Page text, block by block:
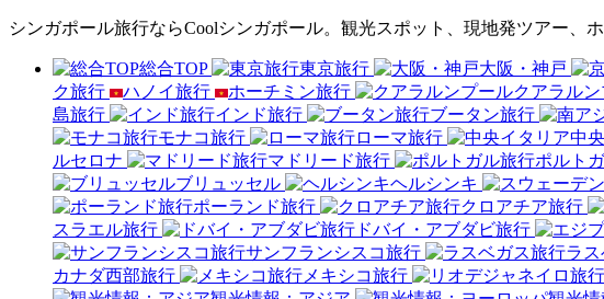
シンガポール旅行ならCoolシンガポール。観光スポット、現地発ツアー、
総合TOP 東京旅行 大阪・神戸
ク旅行
ハノイ旅行 ホーチミン旅行 クアラル
島旅行
インド旅行 ブータン旅行
モナコ旅行
ローマ旅行 中
ルセロナ
マドリード旅行 ポルト
ブリュッセル
ヘルシンキ
ポーランド旅行
クロアチア旅行
スラエル旅行
ドバイ・アブダビ旅行
サンフランシスコ旅行
ラ
カナダ西部旅行
メキシコ旅行